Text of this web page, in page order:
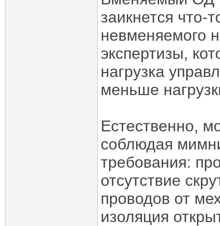
заикнется что-
невменяемого
экспертизы,
нагрузка
меньше
Естественно,
соблюдая
требования:
отсутствие
проводов от
изоляция